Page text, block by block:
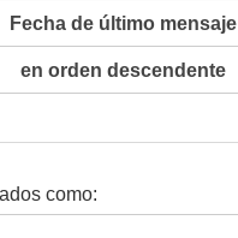
Fecha de último mensaje
en orden descendente
como: